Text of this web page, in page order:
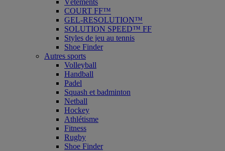
Vêtements
COURT FF™
GEL-RESOLUTION™
SOLUTION SPEED™ FF
Styles de jeu au tennis
Shoe Finder
Autres sports
Volleyball
Handball
Padel
Squash et badminton
Netball
Hockey
Athlétisme
Fitness
Rugby
Shoe Finder